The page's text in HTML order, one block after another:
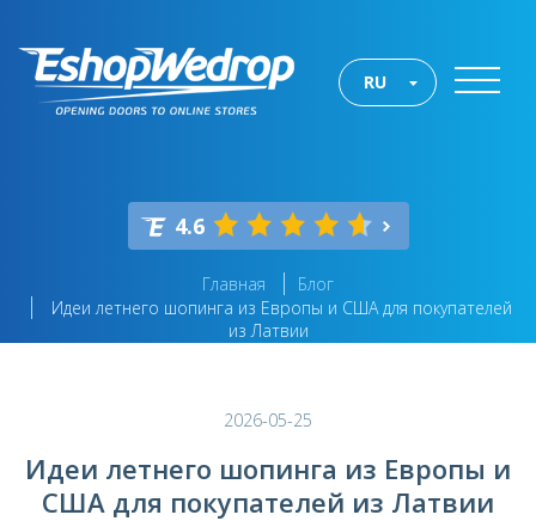
RU
4.6
Главная
Блог
Идеи летнего шопинга из Европы и США для покупателей
из Латвии
2026-05-25
Идеи летнего шопинга из Европы и
США для покупателей из Латвии